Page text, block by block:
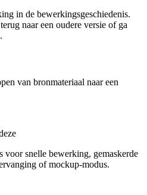
in de bewerkingsgeschiedenis.
naar een oudere versie of ga
van bronmateriaal naar een
voor snelle bewerking, gemaskerde
of mockup-modus.